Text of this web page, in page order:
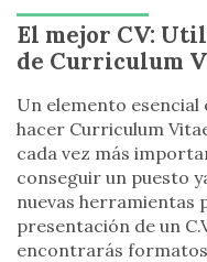
El mejor CV:
de Curriculum
Un elemento esencial
hacer Curriculum
cada vez más
conseguir un puesto
nuevas herramientas
presentación de un
encontrarás